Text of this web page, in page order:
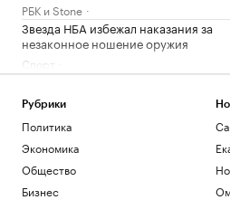
РБК и Stone
Звезда НБА избежал наказания за
незаконное ношение оружия
Спорт
регионами России за 12 часов
Погранслужба Финляндии пресекла
канал нелегальной миграции из
Прибалтики
Общество
Рубрики
Политика
Экономика
Общество
Бизнес